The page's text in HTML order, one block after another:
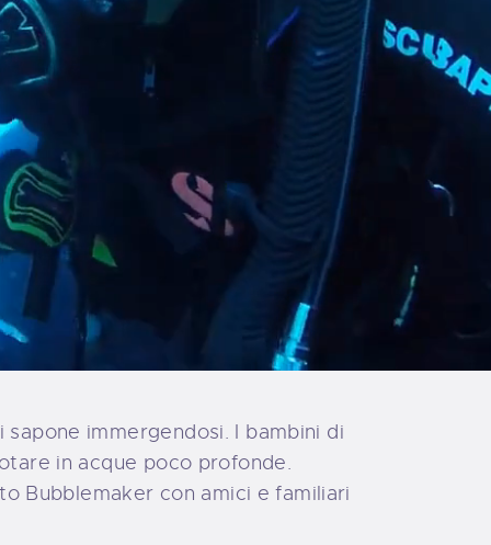
immergendosi. I bambini di
in acque poco profonde.
Bubblemaker con amici e familiari